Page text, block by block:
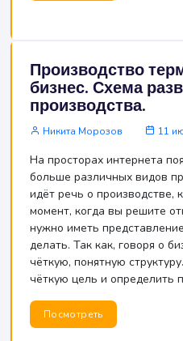
Производство
бизнес. Схема
производства.
Никита Морозов 11
На просторах интернета
больше различных видов
идёт речь о производстве,
момент, когда вы решите
нужно иметь
делать. Так как, говоря о
чёткую, понятную
чёткую цель и определить
Посмотреть